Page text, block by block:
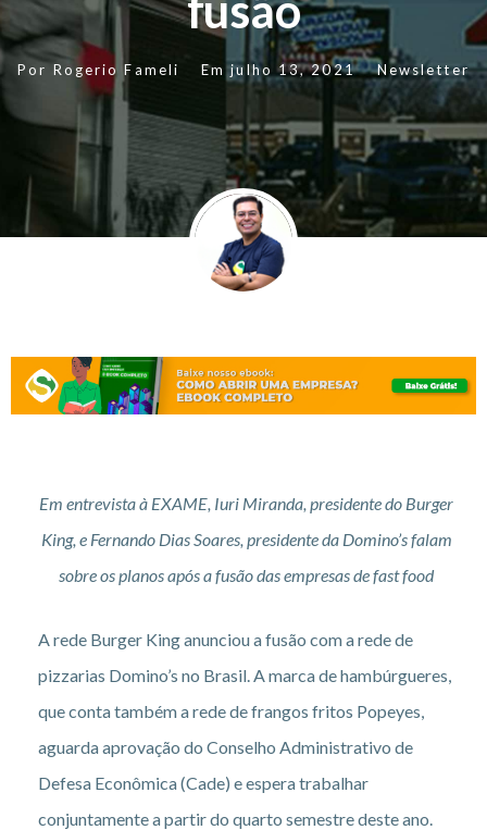
Por Rogerio Fameli Em julho 13, 2021 Newsletter
Em entrevista à EXAME, Iuri Miranda, presidente do Burger
King, e Fernando Dias Soares, presidente da Domino’s falam
sobre os planos após a fusão das empresas de fast food
A rede Burger King anunciou a fusão com a rede de
pizzarias Domino’s no Brasil. A marca de hambúrgueres,
que conta também a rede de frangos fritos Popeyes,
aguarda aprovação do Conselho Administrativo de
Defesa Econômica (Cade) e espera trabalhar
conjuntamente a partir do quarto semestre deste ano.